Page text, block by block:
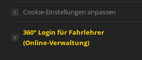
Cookie-Einstellungen anpassen
360° Login für Fahrlehrer
(Online-Verwaltung)